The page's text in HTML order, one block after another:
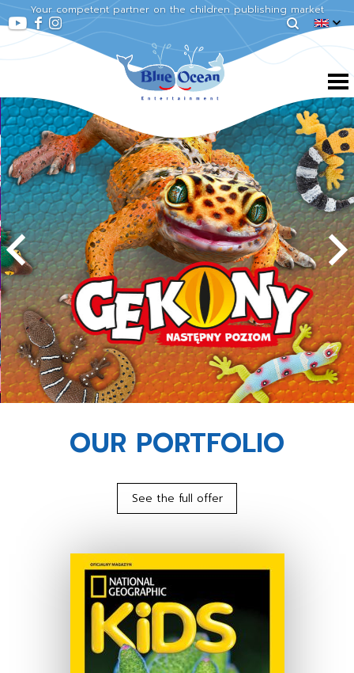
Your competent partner on the children publishing market
OUR PORTFOLIO
See the full offer